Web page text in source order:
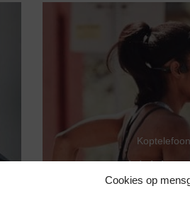
Cookies op
Koptelefoon
Muziek
botgeleiding met